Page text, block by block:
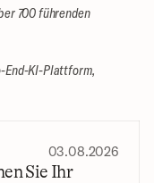
700 führenden
End-KI-Plattform,
03.08.2026
Sie Ihr